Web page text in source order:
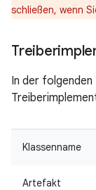
schließen, wenn
In der
Klassenname
Artefakt